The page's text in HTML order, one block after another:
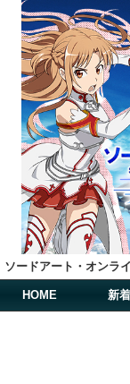
ソードアート・オンラ
HOME 新着